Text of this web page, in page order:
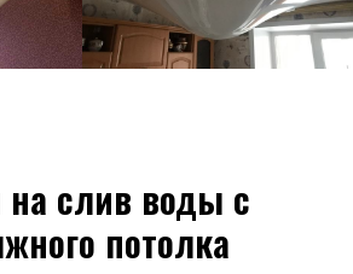
слив воды с
потолка